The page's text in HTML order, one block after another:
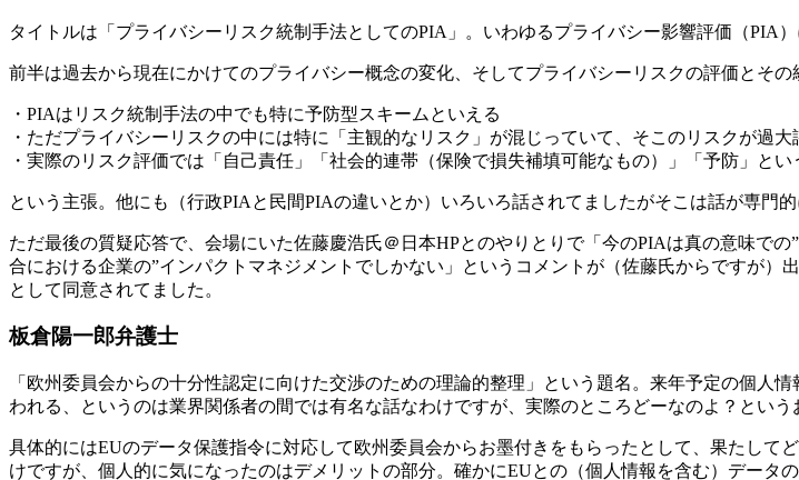
タイトルは「プライバシーリスク統制手法としてのPIA」。いわゆるプライバシー影響評価（PIA）
前半は過去から現在にかけてのプライバシー概念の変化、そしてプライバシーリスクの評価とそ
・PIAはリスク統制手法の中でも特に予防型スキームといえる
・ただプライバシーリスクの中には特に「主観的なリスク」が混じっていて、そこのリスクが過
・実際のリスク評価では「自己責任」「社会的連帯（保険で損失補填可能なもの）」「予防」と
という主張。他にも（行政PIAと民間PIAの違いとか）いろいろ話されてましたがそこは話が専門的
ただ最後の質疑応答で、会場にいた佐藤慶浩氏＠日本HPとのやりとりで「今のPIAは真の意味で
合における企業の”インパクトマネジメントでしかない」というコメントが（佐藤氏からですが）
として同意されてました。
板倉陽一郎弁護士
「欧州委員会からの十分性認定に向けた交渉のための理論的整理」という題名。来年予定の個人
われる、というのは業界関係者の間では有名な話なわけですが、実際のところどーなのよ？という
具体的にはEUのデータ保護指令に対応して欧州委員会からお墨付きをもらったとして、果たし
けですが、個人的に気になったのはデメリットの部分。確かにEUとの（個人情報を含む）データ